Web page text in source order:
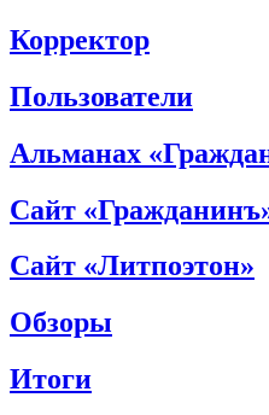
Корректор
Пользователи
Альманах
Сайт
Сайт «Литпоэтон»
Обзоры
Итоги